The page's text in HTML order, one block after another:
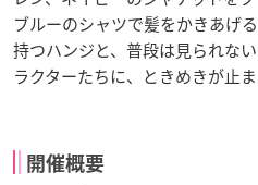
ブルーのシャツで髪をかきあげ
持つハンジと、普段は見られな
ラクターたちに、ときめきが止ま
開催概要